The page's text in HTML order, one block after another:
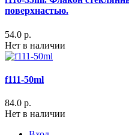
поверхнастью.
54.0 р.
Нет в наличии
f111-50ml
84.0 р.
Нет в наличии